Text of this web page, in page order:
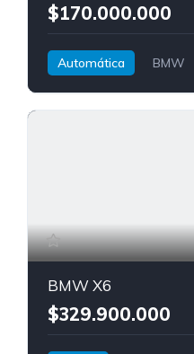
$170.000.000
Automática BMW
BMW X6
$329.900.000